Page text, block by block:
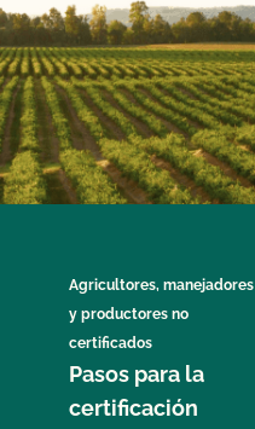
Agricultores, manejadores
y productores no
certificados
Pasos para la
certificación